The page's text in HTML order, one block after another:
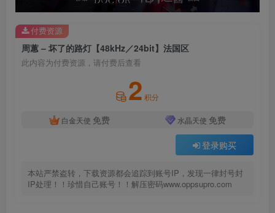
周蕙 – 坏了的路灯【48kHz／24bit】法国区
此内容为付费资源，请付费后查看
2 积分
白金天使 免费 水晶天使 免费
登录购买
本站严禁盗转，下载资源都会追踪到账号IP，发现一律封号封
IP处理！！珍惜自己账号！！解压密码www.oppsupro.com
付费资源